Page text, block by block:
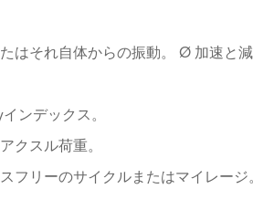
はそれ自体からの振動。 Ø 加速と
ンデックス。
クスル荷重。
フリーのサイクルまたはマイレージ